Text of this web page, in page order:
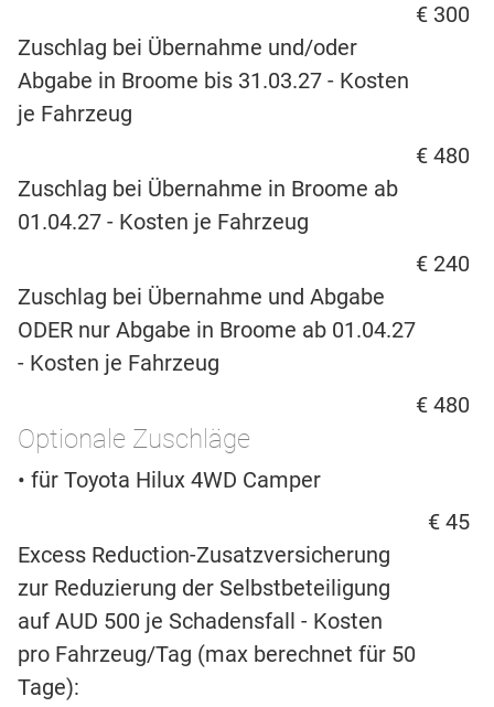
€ 300
Zuschlag bei Übernahme und/oder
Abgabe in Broome bis 31.03.27 - Kosten
je Fahrzeug
€ 480
Zuschlag bei Übernahme in Broome ab
01.04.27 - Kosten je Fahrzeug
€ 240
Zuschlag bei Übernahme und Abgabe
ODER nur Abgabe in Broome ab 01.04.27
- Kosten je Fahrzeug
€ 480
Optionale Zuschläge
• für Toyota Hilux 4WD Camper
€ 45
Excess Reduction-Zusatzversicherung
zur Reduzierung der Selbstbeteiligung
auf AUD 500 je Schadensfall - Kosten
pro Fahrzeug/Tag (max berechnet für 50
Tage):